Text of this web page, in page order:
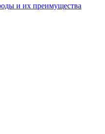
и их преимущества